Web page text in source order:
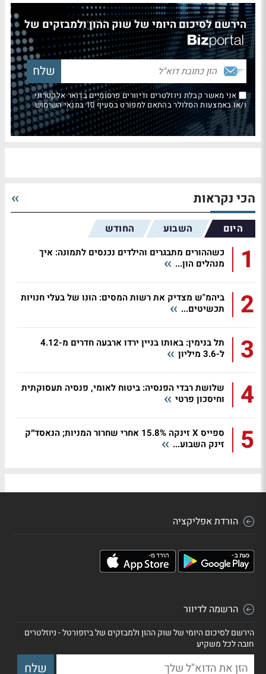
הירשם לסיכום היומי של שוק ההון ולמבזקים של
אני מאשר קבלת ניוזלטרים ודיוורים פרסומיים בדואר אלקטרוני
ו/או באמצעות הסלולר בהתאם למפורט בסעיף 10 בתנאי השימוש
הכי נקראות
היום השבוע החודש
1
כשההורים מתבגרים והילדים נכנסים לתמונה: איך
מנהלים הון...
2
ביהמ"ש מצדיק את רשות המסים: הונו של בעלי חנויות
תכשיטים...
3
תל בנימין: באותו בניין ירדו ארבעה חדרים מ-4.12
ל-3.6 מיליון
4
שלושת רבדי הפנסיה: ביטוח לאומי, פנסיה תעסוקתית
וחיסכון פרטי
5
ספייס X זינקה 15.8% אחרי שחרור המניות; הנאסד״ק
זינק השבוע...
הורדת אפליקציה
הרשמה לדיוור
הירשם לסיכום היומי של שוק ההון ולמבזקים של ביזפורטל - ניוזלטרים
חובה לכל משקיע